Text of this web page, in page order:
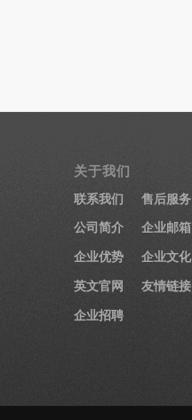
关于我们
联系我们
售后服务
公司简介
企业邮箱
企业优势
企业文化
英文官网
友情链接
企业招聘
示器